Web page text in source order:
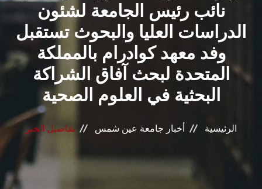
البحث العلمي
الرعاية الصحية
المراكز والوحدات
الأنظمة الذكية
تواصل معنا
نائب رئيس الجامعة لشئون
الدراسات العليا والبحوث تستقبل
وفد معهد كوادرام بالمملكة
المتحدة لبحث آفاق الشراكة
البحثية في العلوم الصحية
الرئيسية أخبار جامعة عين شمس تفاصيل الخبر